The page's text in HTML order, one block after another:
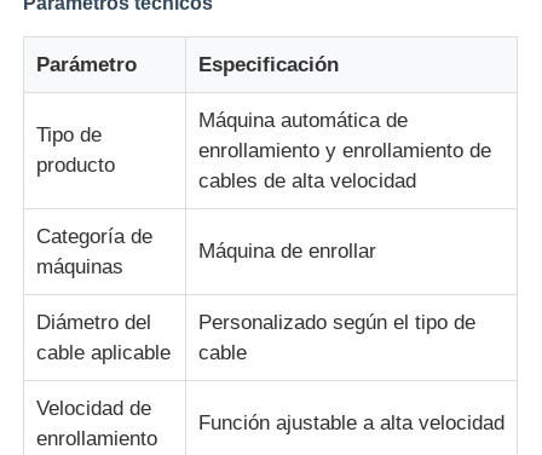
línea de la protuberancia del alambre
máquina de encalladura de alambre
Máquina blindada
Máquina de embalaje
Sola máquina de la torsión
Parámetro Especificación
Tipo de
producto
Máquina automática de
enrollamiento y enrollamiento de
cables de alta velocidad
Categoría de
máquinas
Máquina de enrollar
Diámetro del
cable aplicable
Personalizado según el tipo de
cable
Velocidad de
enrollamiento
Función ajustable a alta velocidad